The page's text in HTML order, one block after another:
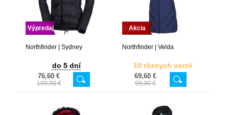
Výpredaj
Northfinder | Sydney
do 5 dní
76,60 €
109,90 €
Akcia
Northfinder | Velda
10 rôznych verzií
69,60 €
99,90 €